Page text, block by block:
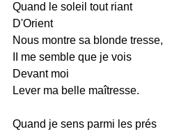
Quand le soleil tout riant
D'Orient
Nous montre sa blonde tresse,
II me semble que je vois
Devant moi
Lever ma belle maîtresse.
Quand je sens parmi les prés